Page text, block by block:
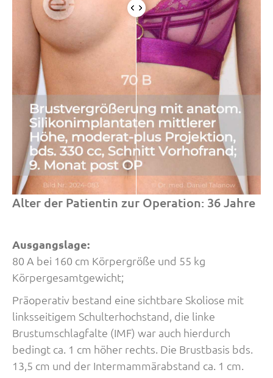
Alter der Patientin zur Operation: 36 Jahre
Ausgangslage:
80 A bei 160 cm Körpergröße und 55 kg
Körpergesamtgewicht;
Präoperativ bestand eine sichtbare Skoliose mit
linksseitigem Schulterhochstand, die linke
Brustumschlagfalte (IMF) war auch hierdurch
bedingt ca. 1 cm höher rechts. Die Brustbasis bds.
13,5 cm und der Intermammärabstand ca. 1 cm.